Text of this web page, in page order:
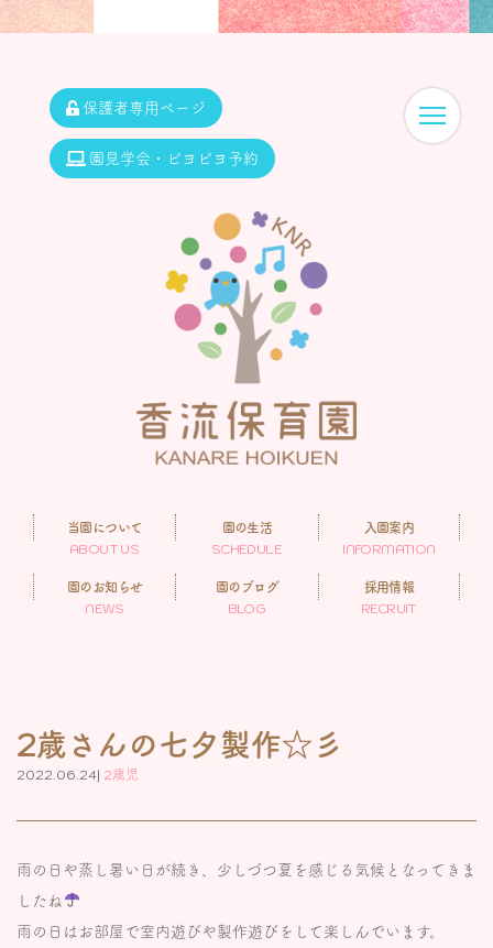
保護者専用ページ
園見学会・ピヨピヨ予約
当園について
ABOUT US
園の生活
SCHEDULE
入園案内
INFORMATION
園のお知らせ
NEWS
園のブログ
BLOG
採用情報
RECRUIT
2歳さんの七夕製作☆彡
2022.06.24| 2歳児
雨の日や蒸し暑い日が続き、少しづつ夏を感じる気候となってきま
したね
雨の日はお部屋で室内遊びや製作遊びをして楽しんでいます。